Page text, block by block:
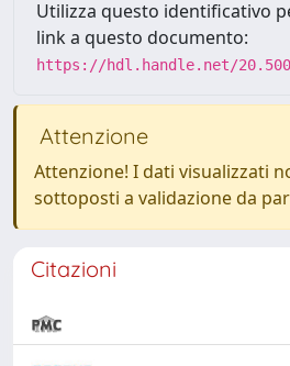
Utilizza questo identificativo
link a questo documento:
https://hdl.handle.net/
Attenzione
Attenzione! I dati visualizzati
sottoposti a validazione da
Citazioni